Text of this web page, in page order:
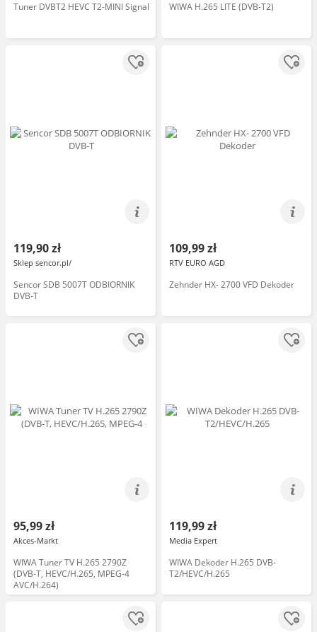
Tuner DVBT2 HEVC T2-MINI Signal WIWA H.265 LITE (DVB-T2)
119,90 zł
Sklep sencor.pl/
Sencor SDB 5007T ODBIORNIK
DVB-T
109,99 zł
RTV EURO AGD
Zehnder HX- 2700 VFD Dekoder
95,99 zł
Akces-Markt
WIWA Tuner TV H.265 2790Z
(DVB-T, HEVC/H.265, MPEG-4
AVC/H.264)
119,99 zł
Media Expert
WIWA Dekoder H.265 DVB-
T2/HEVC/H.265